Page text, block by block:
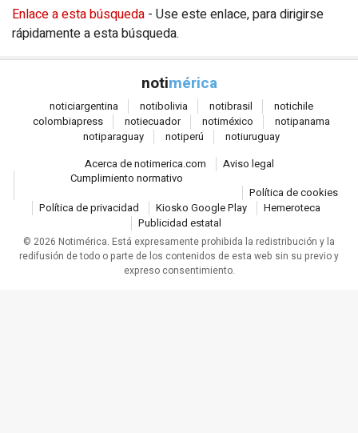
Podcasts
Eventos
EPComunicación
PORTALES TEMÁTICOS
Enlace a esta búsqueda - Use este enlace, para dirigirse
rápidamente a esta búsqueda.
notimérica
noticiargentina notibolivia notibrasil notichile
colombiapress notiecuador notiméxico notipanama
notiparaguay notiperú notiuruguay
Acerca de notimerica.com
Aviso legal
Cumplimiento normativo
Política de cookies
Política de privacidad
Kiosko Google Play
Hemeroteca
Publicidad estatal
© 2026 Notimérica. Está expresamente prohibida la redistribución y la
redifusión de todo o parte de los contenidos de esta web sin su previo y
expreso consentimiento.